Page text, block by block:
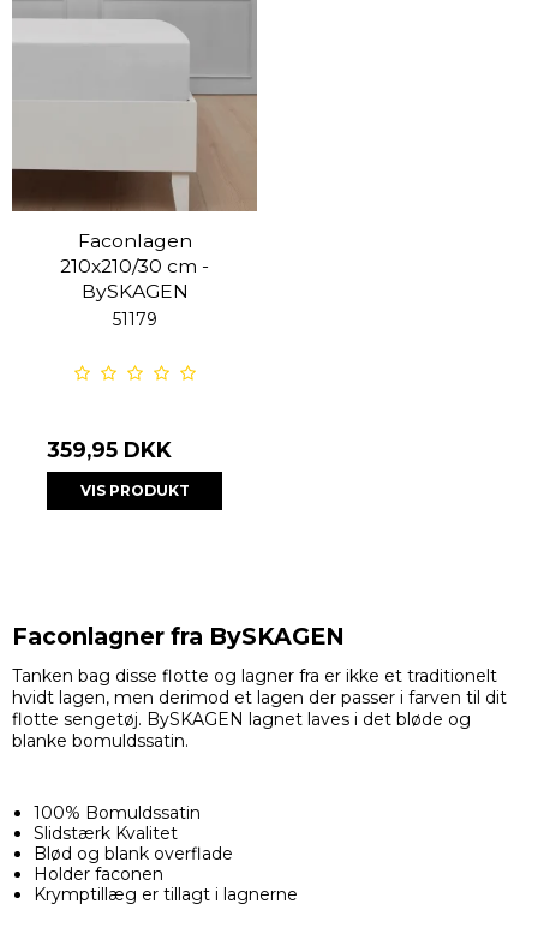
Faconlagen
210x210/30 cm -
BySKAGEN
51179
359,95 DKK
VIS PRODUKT
Faconlagner fra BySKAGEN
Tanken bag disse flotte og lagner fra er ikke et traditionelt
hvidt lagen, men derimod et lagen der passer i farven til dit
flotte sengetøj. BySKAGEN lagnet laves i det bløde og
blanke bomuldssatin.
100% Bomuldssatin
Slidstærk Kvalitet
Blød og blank overflade
Holder faconen
Krymptillæg er tillagt i lagnerne